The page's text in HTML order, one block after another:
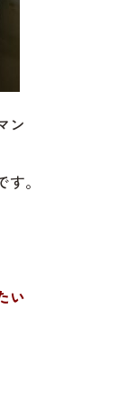
ン
。
い